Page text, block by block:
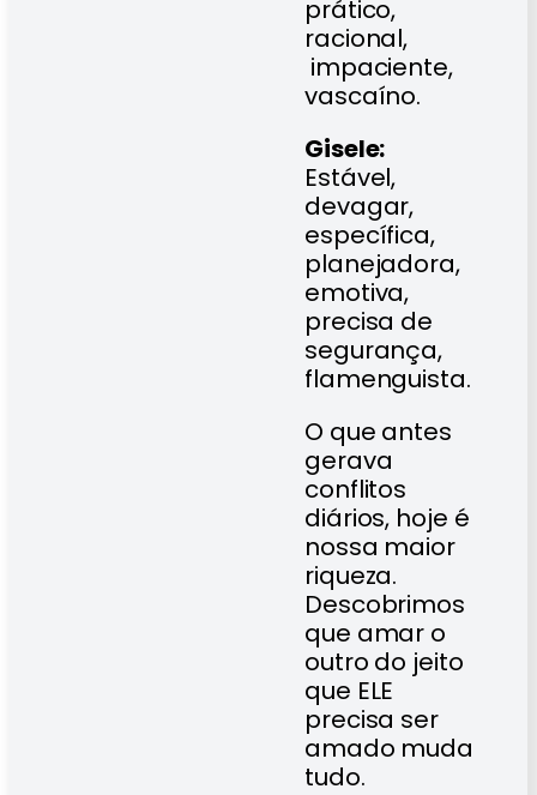
prático,
racional,
impaciente,
vascaíno.
Gisele:
Estável,
devagar,
específica,
planejadora,
emotiva,
precisa de
segurança,
flamenguista.
O que antes
gerava
conflitos
diários, hoje é
nossa maior
riqueza.
Descobrimos
que amar o
outro do jeito
que ELE
precisa ser
amado muda
tudo.